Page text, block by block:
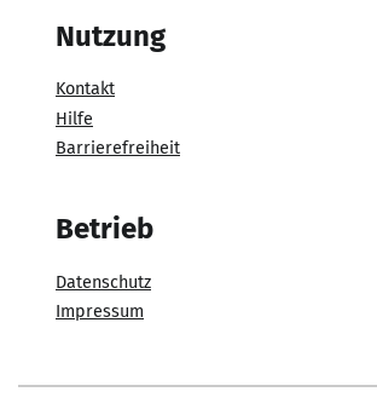
Nutzung
Kontakt
Hilfe
Barrierefreiheit
Betrieb
Datenschutz
Impressum